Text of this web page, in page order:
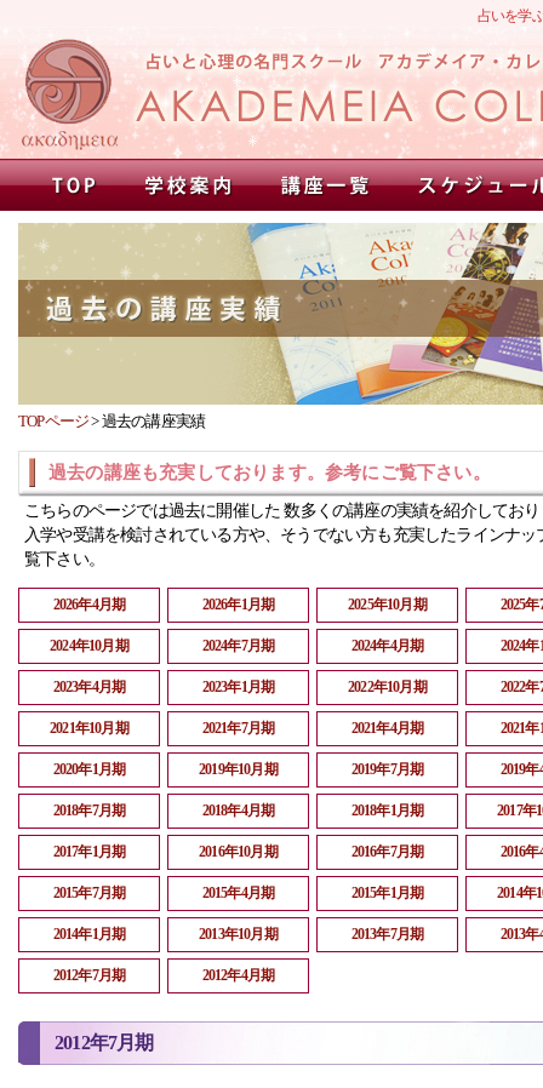
占いを学
TOPページ>過去の講座実績
過去の講座も充実しております。参考にご覧下さい。
こちらのページでは過去に開催した 数多くの講座の実績を紹介してお
入学や受講を検討されている方や、そうでない方も充実したラインナッ
覧下さい。
2026年4月期 2026年1月期 2025年10月期 2025
2024年10月期 2024年7月期 2024年4月期 2024
2023年4月期 2023年1月期 2022年10月期 2022
2021年10月期 2021年7月期 2021年4月期 2021
2020年1月期 2019年10月期 2019年7月期 2019
2018年7月期 2018年4月期 2018年1月期 2017年
2017年1月期 2016年10月期 2016年7月期 2016
2015年7月期 2015年4月期 2015年1月期 2014年
2014年1月期 2013年10月期 2013年7月期 2013
2012年7月期 2012年4月期
2012年7月期